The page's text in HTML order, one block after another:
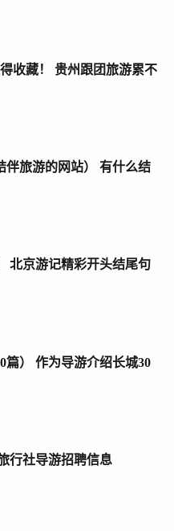
收藏！ 贵州跟团旅游累不
伴旅游的网站） 有什么结
北京游记精彩开头结尾句
篇） 作为导游介绍长城30
行社导游招聘信息